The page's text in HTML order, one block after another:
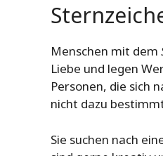
Menschen mit dem
Liebe und legen
Personen, die sich
nicht dazu
Sie suchen nach